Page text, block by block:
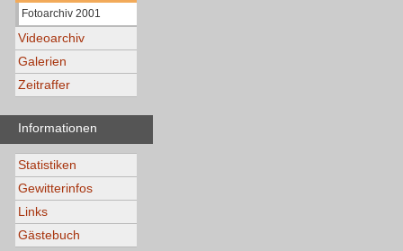
Fotoarchiv 2001
Videoarchiv
Galerien
Zeitraffer
Informationen
Statistiken
Gewitterinfos
Links
Gästebuch